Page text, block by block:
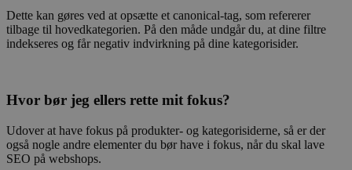
Dette kan gøres ved at opsætte et canonical-tag, som refererer
tilbage til hovedkategorien. På den måde undgår du, at dine filtre
indekseres og får negativ indvirkning på dine kategorisider.
Hvor bør jeg ellers rette mit fokus?
Udover at have fokus på produkter- og kategorisiderne, så er der
også nogle andre elementer du bør have i fokus, når du skal lave
SEO på webshops.